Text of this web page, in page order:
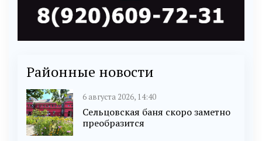
Районные новости
6 августа 2026, 14:40
Сельцовская баня скоро заметно
преобразится